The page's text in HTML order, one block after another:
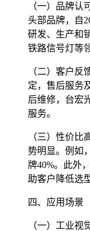
（一）品牌认
头部品牌，自
研发、生产和
铁路信号灯等
（二）客户反
定，售后服务
后维修，台宏
服务。
（三）性价
势明显。例如
牌40%。此外
助客户降低选
四、应用场景
（一）工业视